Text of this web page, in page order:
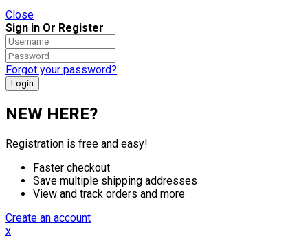
Close
Sign in Or Register
Forgot your password?
NEW HERE?
Registration is free and easy!
Faster checkout
Save multiple shipping addresses
View and track orders and more
Create an account
x